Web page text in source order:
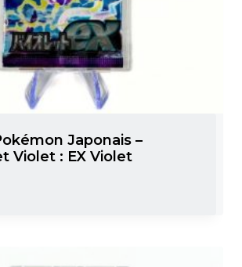
Japonais –
Violet : EX Violet